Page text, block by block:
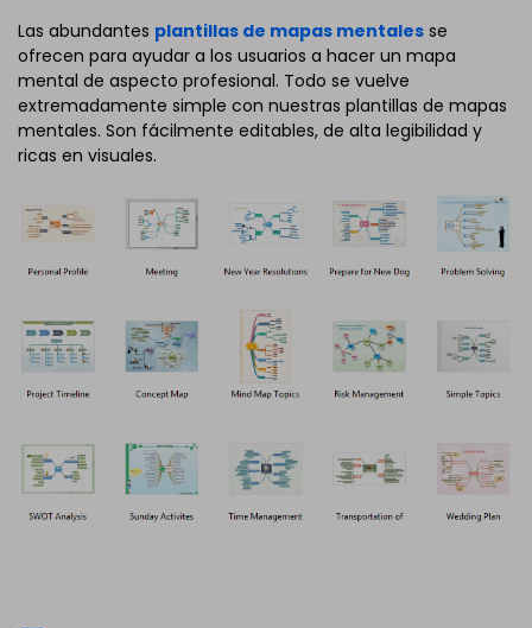
Las abundantes plantillas de mapas mentales se
ofrecen para ayudar a los usuarios a hacer un mapa
mental de aspecto profesional. Todo se vuelve
extremadamente simple con nuestras plantillas de mapas
mentales. Son fácilmente editables, de alta legibilidad y
ricas en visuales.